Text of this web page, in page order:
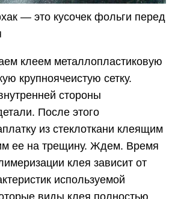
— это кусочек фольги перед
клеем металлопластиковую
крупноячеистую сетку.
стороны
После этого
из стеклоткани клеящим
ее на трещину. Ждем. Время
клея зависит от
используемой
виды клея полностью